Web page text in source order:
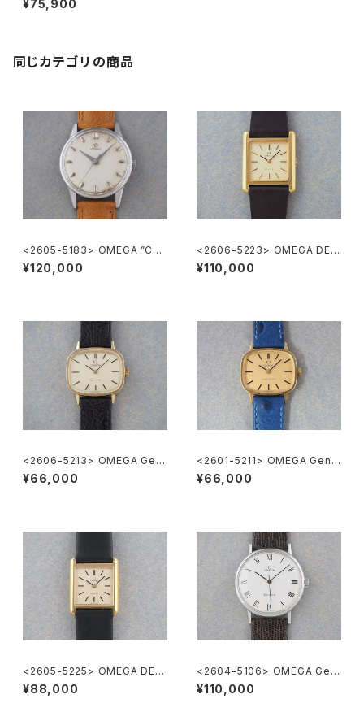
¥75,900
同じカテゴリの商品
<2605-5183> OMEGA ”Cal.
285"
¥120,000
<2606-5223> OMEGA DE V
ILLE
¥110,000
<2606-5213> OMEGA Gen
eve
¥66,000
<2601-5211> OMEGA Gene
ve
¥66,000
<2605-5225> OMEGA DE V
ILE
¥88,000
<2604-5106> OMEGA Gen
eve
¥110,000